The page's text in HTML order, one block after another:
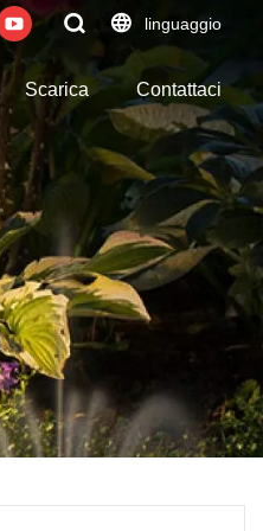
linguaggio
Scarica Contattaci